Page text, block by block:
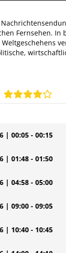
Fernsehen. In
| 00:05 - 00:15
| 01:48 - 01:50
| 04:58 - 05:00
| 09:00 - 09:05
| 10:40 - 10:45